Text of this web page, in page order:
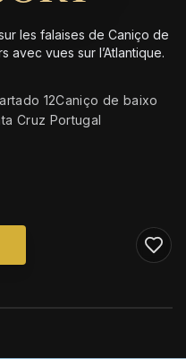
les falaises de Caniço de
avec vues sur l’Atlantique.
12Caniço de baixo
Cruz Portugal